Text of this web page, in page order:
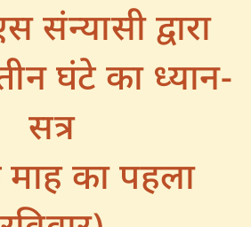
संन्यासी द्वारा
घंटे का ध्यान-
सत्र
माह का पहला